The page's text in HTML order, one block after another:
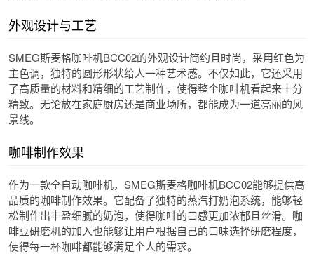
外观设计与工艺
SMEG斯麦格咖啡机BCC02的外观设计简约且时尚，采用红色为
主色调，独特的圆形形状给人一种艺术感。不仅如此，它还采用
了高质量的材料和精细的工艺制作，使得整个咖啡机看起来十分
精致。无论放在家庭厨房还是商业场所，都能成为一道亮丽的风
景线。
咖啡制作效果
作为一款全自动咖啡机，SMEG斯麦格咖啡机BCC02能够提供高
品质的咖啡制作效果。它配备了独特的蒸汽打奶泡系统，能够轻
松制作出丰盈细腻的奶泡，使得咖啡的口感更加浓郁且丝滑。咖
啡豆研磨机的加入也能够让用户根据自己的口味选择研磨程度，
使得每一杯咖啡都能够满足个人的需求。